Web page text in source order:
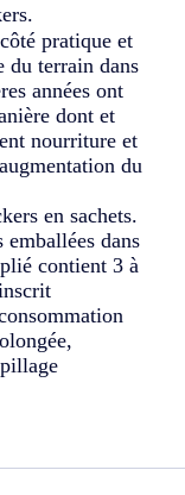
pratique et
du terrain dans
années ont
dont et
nourriture et
du
en sachets.
emballées dans
contient 3 à